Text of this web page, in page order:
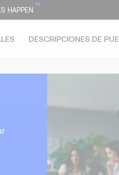
HAPPEN ”
DESCRIPCIONES DE